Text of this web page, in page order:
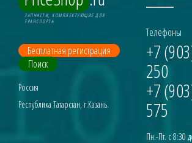
ЗАПЧАСТИ, КОМПЛЕКТУЮЩИЕ ДЛЯ
ТРАНСПОРТА
Бесплатная регистрация
Поиск
Россия
Республика Татарстан, г.Казань.
Телефоны
+7
250
+7
575
Пн.-Пт. с 8:30